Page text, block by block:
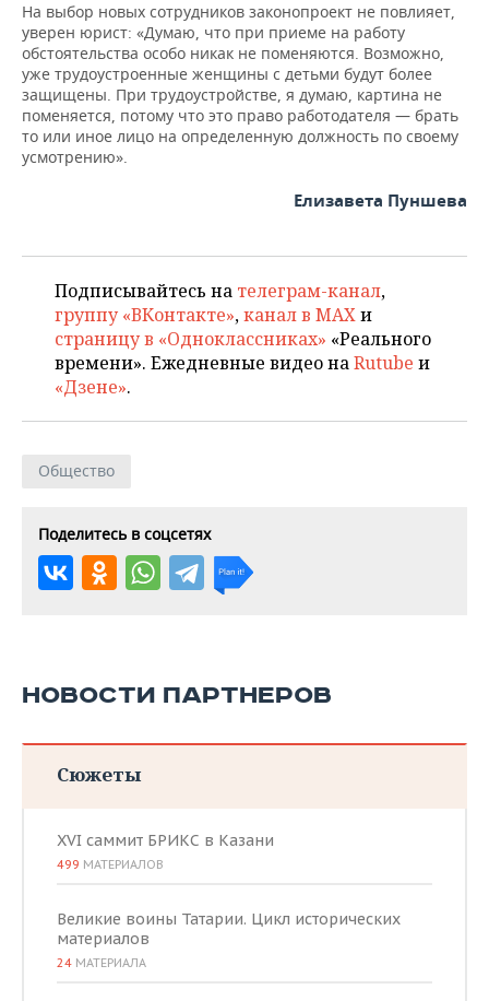
На выбор новых сотрудников законопроект не повлияет,
уверен юрист: «Думаю, что при приеме на работу
обстоятельства особо никак не поменяются. Возможно,
уже трудоустроенные женщины с детьми будут более
защищены. При трудоустройстве, я думаю, картина не
поменяется, потому что это право работодателя — брать
то или иное лицо на определенную должность по своему
усмотрению».
Елизавета Пуншева
Подписывайтесь на телеграм-канал,
группу «ВКонтакте»,канал в MAXи
страницу в «Одноклассниках» «Реального
времени». Ежедневные видео наRutube и
«Дзене».
Общество
Поделитесь в соцсетях
НОВОСТИ ПАРТНЕРОВ
Сюжеты
XVI саммит БРИКС в Казани
499 МАТЕРИАЛОВ
Великие воины Татарии. Цикл исторических
материалов
24 МАТЕРИАЛА